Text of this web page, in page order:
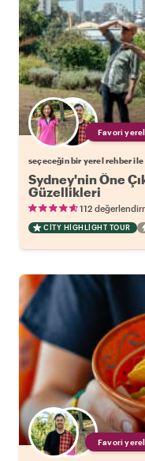
Favori
seçeceğin bir yerel rehber
Sydney'nin Öne
Güzellikleri
112
CITY HIGHLIGHT TOUR
Favori